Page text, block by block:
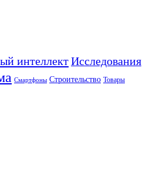
интеллектИсследования
Смартфоны Строительство Товары